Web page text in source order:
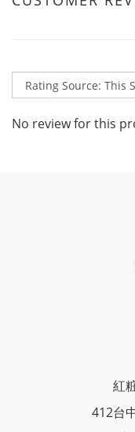
No review for this
紅
412台